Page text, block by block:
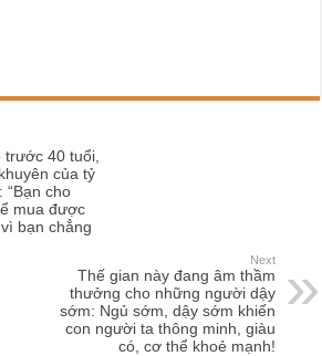
40 tuổi,
của tỷ
“Bạn cho
mua được
bạn chẳng
Next
Thế gian này đang âm thầm
thưởng cho những người dậy
sớm: Ngủ sớm, dậy sớm khiến
con người ta thông minh, giàu
có, cơ thể khoẻ mạnh!